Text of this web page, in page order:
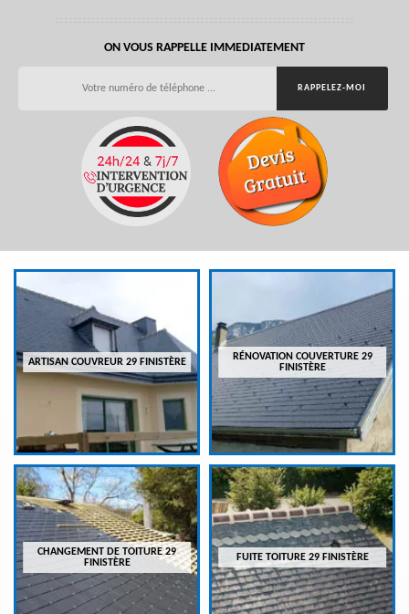
ON VOUS RAPPELLE IMMEDIATEMENT
ARTISAN COUVREUR 29 FINISTÈRE
RÉNOVATION COUVERTURE 29
FINISTÈRE
CHANGEMENT DE TOITURE 29
FINISTÈRE
FUITE TOITURE 29 FINISTÈRE